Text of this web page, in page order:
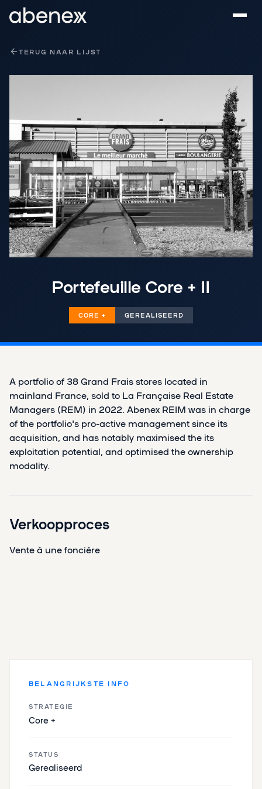
TERUG NAAR LIJST
Portefeuille Core + II
CORE + GEREALISEERD
A portfolio of 38 Grand Frais stores located in
mainland France, sold to La Française Real Estate
Managers (REM) in 2022. Abenex REIM was in charge
of the portfolio's pro-active management since its
acquisition, and has notably maximised the its
exploitation potential, and optimised the ownership
modality.
Verkoopproces
Vente à une foncière
BELANGRIJKSTE INFO
STRATEGIE
Core +
STATUS
Gerealiseerd
Cookies beheer paneel